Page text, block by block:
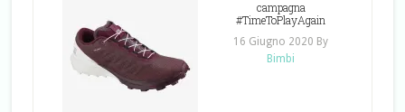
campagna
#TimeToPlayAgain
16 Giugno 2020 By
Bimbi